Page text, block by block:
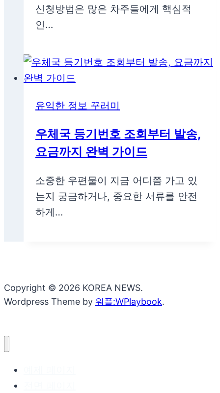
신청방법은 많은 차주들에게 핵심적
인…
유익한 정보 꾸러미
우체국 등기번호 조회부터 발송,
요금까지 완벽 가이드
소중한 우편물이 지금 어디쯤 가고 있
는지 궁금하거나, 중요한 서류를 안전
하게…
Copyright © 2026 KOREA NEWS.
Wordpress Theme by 워플:WPlaybook.